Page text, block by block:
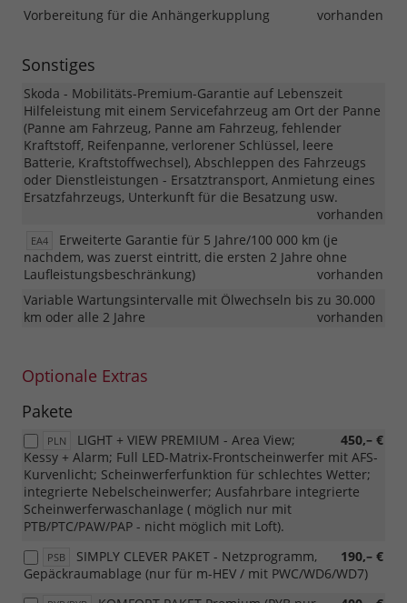
Vorbereitung für die Anhängerkupplung
vorhanden
Sonstiges
Skoda - Mobilitäts-Premium-Garantie auf Lebenszeit
Hilfeleistung mit einem Servicefahrzeug am Ort der Panne
(Panne am Fahrzeug, Panne am Fahrzeug, fehlender
Kraftstoff, Reifenpanne, verlorener Schlüssel, leere
Batterie, Kraftstoffwechsel), Abschleppen des Fahrzeugs
oder Dienstleistungen - Ersatztransport, Anmietung eines
Ersatzfahrzeugs, Unterkunft für die Besatzung usw.
vorhanden
EA4
Erweiterte Garantie für 5 Jahre/100 000 km (je
nachdem, was zuerst eintritt, die ersten 2 Jahre ohne
Laufleistungsbeschränkung)
vorhanden
Variable Wartungsintervalle mit Ölwechseln bis zu 30.000
km oder alle 2 Jahre
vorhanden
Optionale Extras
Pakete
PLN 450,– €
LIGHT + VIEW PREMIUM - Area View;
Kessy + Alarm; Full LED-Matrix-Frontscheinwerfer mit AFS-
Kurvenlicht; Scheinwerferfunktion für schlechtes Wetter;
integrierte Nebelscheinwerfer; Ausfahrbare integrierte
Scheinwerferwaschanlage ( möglich nur mit
PTB/PTC/PAW/PAP - nicht möglich mit Loft).
PSB 190,– €
SIMPLY CLEVER PAKET - Netzprogramm,
Gepäckraumablage (nur für m-HEV / mit PWC/WD6/WD7)